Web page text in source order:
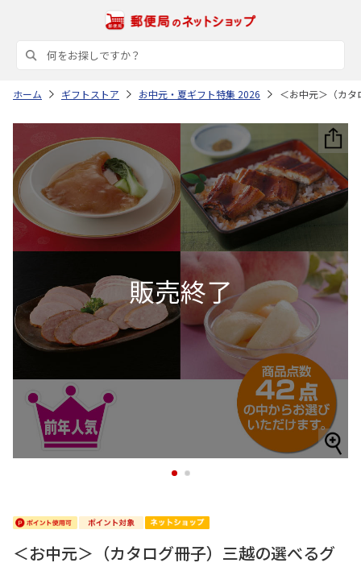
ホーム ギフトストア お中元・夏ギフト特集 2026 ＜お中元＞（カ
1 2
＜お中元＞（カタログ冊子）三越の選べるグ